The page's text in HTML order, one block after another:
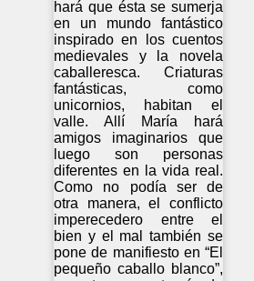
hará que ésta se sumerja
en un mundo fantástico
inspirado en los cuentos
medievales y la novela
caballeresca. Criaturas
fantásticas, como
unicornios, habitan el
valle. Allí María hará
amigos imaginarios que
luego son personas
diferentes en la vida real.
Como no podía ser de
otra manera, el conflicto
imperecedero entre el
bien y el mal también se
pone de manifiesto en “El
pequeño caballo blanco”,